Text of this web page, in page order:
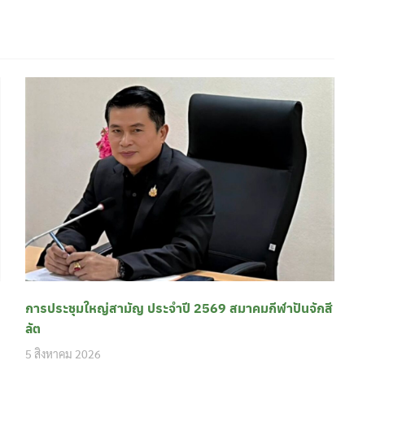
การประชุมใหญ่สามัญ ประจำปี 2569 สมาคมกีฬาปันจักสี
ลัต
5 สิงหาคม 2026